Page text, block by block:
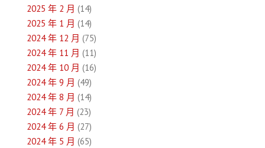
2025 年 2 月 (14)
2025 年 1 月 (14)
2024 年 12 月 (75)
2024 年 11 月 (11)
2024 年 10 月 (16)
2024 年 9 月 (49)
2024 年 8 月 (14)
2024 年 7 月 (23)
2024 年 6 月 (27)
2024 年 5 月 (65)